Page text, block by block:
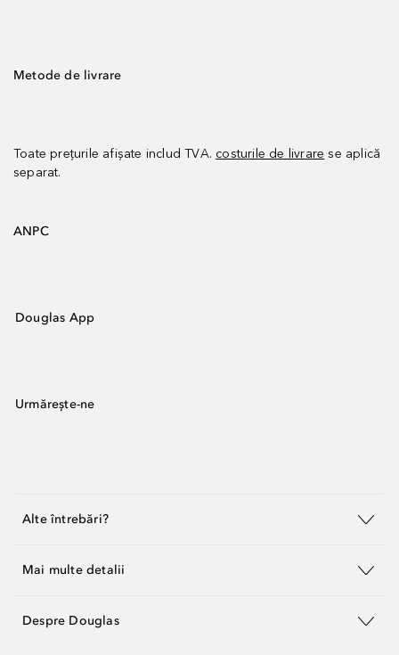
Metode de livrare
Toate prețurile afișate includ TVA. costurile de livrare se aplică
separat.
ANPC
Douglas App
Urmărește-ne
Alte întrebări?
Mai multe detalii
Despre Douglas